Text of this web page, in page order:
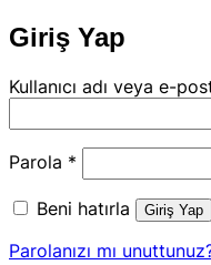
Giriş Yap
Kullanıcı adı veya e-
Parola *
Beni hatırla Giriş Yap
Parolanızı mı